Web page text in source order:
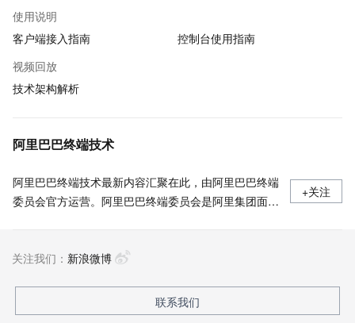
使用说明
客户端接入指南
控制台使用指南
视频回放
技术架构解析
阿里巴巴终端技术
阿里巴巴终端技术最新内容汇聚在此，由阿里巴巴终端
委员会官方运营。阿里巴巴终端委员会是阿里集团面向
策略和目标并落地执行，推动终端技术发展，帮助工程
巴终端域的官方公众号：阿里巴巴终端技术，欢迎关
注。
+关注
关注我们： 新浪微博
联系我们